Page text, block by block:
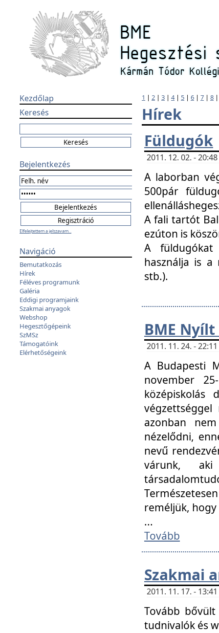
Kezdőlap
Keresés
Bejelentkezés
Elfelejtettem a jelszavam...
Navigáció
Bemutatkozás
Hírek
Féléves programunk
Galéria
Eddigi programjaink
Szakmai anyagok
Webshop
Hegesztőgépeink
SzMSz
Támogatóink
Elérhetőségeink
1 | 2 | 3 | 4| 5 | 6 | 7 | 8
Hírek
Füldugók
2011. 12. 02. -
A laborban
500pár
A fali tartót
ezúton is
A füldugókat
használja is a
stb.).
BME
2011. 11. 24. -
A Budapesti
november
középiskolás
azonban
nézelődni,
nevű
várunk, aki
reméljük,
...
Tovább
Szakmai
2011. 11. 17. -
Tovább bővült
tudnivalók és